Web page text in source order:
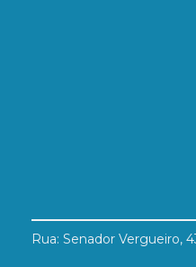
Rua: Senador Vergueiro,